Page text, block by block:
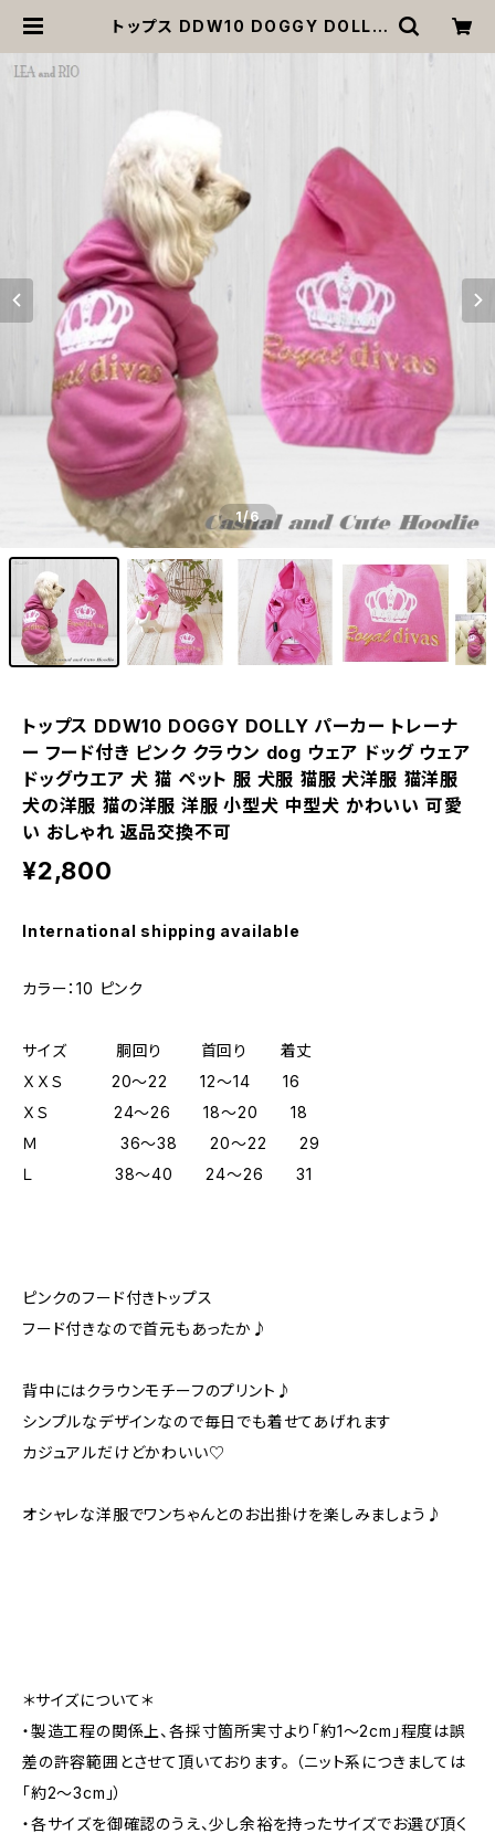
トップス DDW10 DOGGY DOLLY
洋服 小型犬 中型犬 かわいい 可愛い
おしゃれ 返品交換不可 | MOANA
1/6
トップス DDW10 DOGGY DOLLY パーカー トレーナ
ー フード付き ピンク クラウン dog ウェア ドッグ ウェア
ドッグウエア 犬 猫 ペット 服 犬服 猫服 犬洋服 猫洋服
犬の洋服 猫の洋服 洋服 小型犬 中型犬 かわいい 可愛
い おしゃれ 返品交換不可
¥2,800
International shipping available
カラー：10 ピンク
サイズ 胴回り 首回り 着丈
ＸＸＳ 20～22 12～14 16
ＸＳ 24～26 18～20 18
Ｍ 36～38 20～22 29
Ｌ 38～40 24～26 31
ピンクのフード付きトップス
フード付きなので首元もあったか♪
背中にはクラウンモチーフのプリント♪
シンプルなデザインなので毎日でも着せてあげれます
カジュアルだけどかわいい♡
オシャレな洋服でワンちゃんとのお出掛けを楽しみましょう♪
＊サイズについて＊
・製造工程の関係上、各採寸箇所実寸より「約1～2cm」程度は誤
差の許容範囲とさせて頂いております。 （ニット系につきましては
「約2～3cm」）
・各サイズを御確認のうえ、少し余裕を持ったサイズでお選び頂く